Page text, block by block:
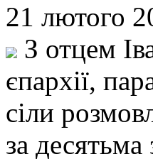
21 лютого
З отцем
єпархії,
сіли
за